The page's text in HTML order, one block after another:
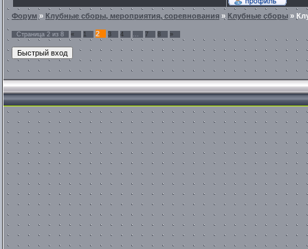
Форум » Клубные сборы, мероприятия, соревнования » Клубные сборы »
Страница 2 из 8 « 1 2 3 4 … 7 8 »